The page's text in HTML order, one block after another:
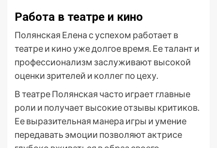
Работа в театре и кино
Полянская Елена с успехом работает в
театре и кино уже долгое время. Ее талант и
профессионализм заслуживают высокой
оценки зрителей и коллег по цеху.
В театре Полянская часто играет главные
роли и получает высокие отзывы критиков.
Ее выразительная манера игры и умение
передавать эмоции позволяют актрисе